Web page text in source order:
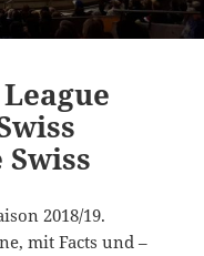
2018/19.
mit Facts und –